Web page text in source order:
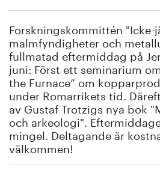
Vi tycker
Publicerat
Bildbank
Om oss
Forskningskommittén "Icke-
malmfyndigheter och
fullmatad eftermiddag på
juni: Först ett seminarium
the Furnace” om
under Romarrikets tid.
av Gustaf Trotzigs nya bok
och arkeologi".
mingel. Deltagande är
välkommen!